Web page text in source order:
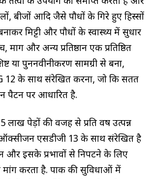
बीजों आदि जैसे पौधों के गिरे हुए हिस्सों
मिट्टी और पौधों के स्वास्थ्य में सुधार
और अन्य प्रतिष्ठान एक प्रतिष्ठित
या पुनर्नवीनीकरण सामग्री से बना,
12 के साथ संरेखित करना, जो कि सतत
पैटर्न पर आधारित है.
पेड़ों की वजह से प्रति वर्ष उत्पन्न
ऑक्सीजन एसडीजी 13 के साथ संरेखित है
और इसके प्रभावों से निपटने के लिए
मांग करता है. पार्क की सुविधाओं में